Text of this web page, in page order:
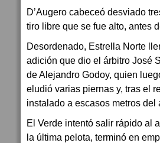
D’Augero cabeceó desviado
tiro libre que se fue alto, antes
Desordenado, Estrella Norte
adición que dio el árbitro José
de Alejandro Godoy, quien
eludió varias piernas y, tras el
instalado a escasos metros del
El Verde intentó salir rápido al
la última pelota, terminó en